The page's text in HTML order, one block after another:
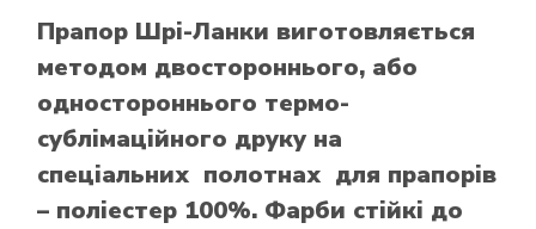
Прапор Шрі-Ланки виготовляється
методом двостороннього, або
одностороннього термо-
сублімаційного друку на
спеціальних полотнах для прапорів
– поліестер 100%. Фарби стійкі до